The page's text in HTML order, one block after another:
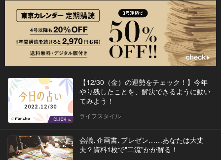
【12/30（金）の運勢をチェック！】今年
やり残したことを、解決できるように動い
てみよう！
ライフスタイル
会議､企画書､プレゼン……あなたは大丈
夫？資料1枚で"二流"かが解る！